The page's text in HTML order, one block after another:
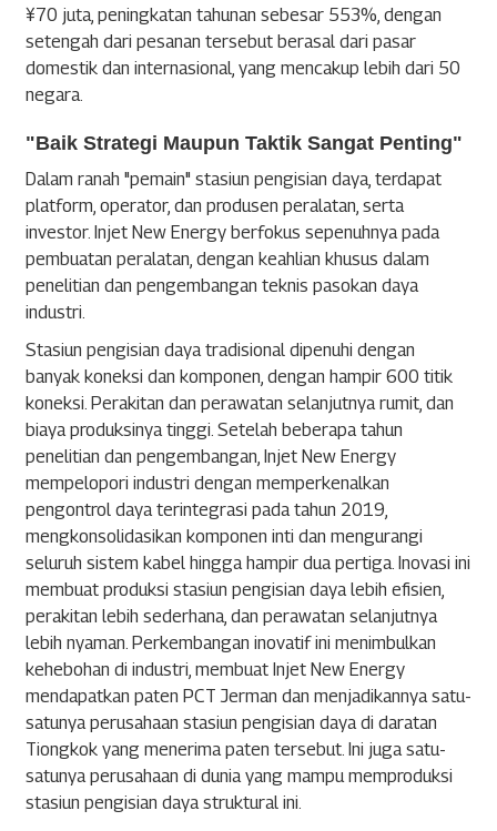
¥70 juta, peningkatan tahunan sebesar 553%, dengan
setengah dari pesanan tersebut berasal dari pasar
domestik dan internasional, yang mencakup lebih dari 50
negara.
"Baik Strategi Maupun Taktik Sangat Penting"
Dalam ranah "pemain" stasiun pengisian daya, terdapat
platform, operator, dan produsen peralatan, serta
investor. Injet New Energy berfokus sepenuhnya pada
pembuatan peralatan, dengan keahlian khusus dalam
penelitian dan pengembangan teknis pasokan daya
industri.
Stasiun pengisian daya tradisional dipenuhi dengan
banyak koneksi dan komponen, dengan hampir 600 titik
koneksi. Perakitan dan perawatan selanjutnya rumit, dan
biaya produksinya tinggi. Setelah beberapa tahun
penelitian dan pengembangan, Injet New Energy
mempelopori industri dengan memperkenalkan
pengontrol daya terintegrasi pada tahun 2019,
mengkonsolidasikan komponen inti dan mengurangi
seluruh sistem kabel hingga hampir dua pertiga. Inovasi ini
membuat produksi stasiun pengisian daya lebih efisien,
perakitan lebih sederhana, dan perawatan selanjutnya
lebih nyaman. Perkembangan inovatif ini menimbulkan
kehebohan di industri, membuat Injet New Energy
mendapatkan paten PCT Jerman dan menjadikannya satu-
satunya perusahaan stasiun pengisian daya di daratan
Tiongkok yang menerima paten tersebut. Ini juga satu-
satunya perusahaan di dunia yang mampu memproduksi
stasiun pengisian daya struktural ini.